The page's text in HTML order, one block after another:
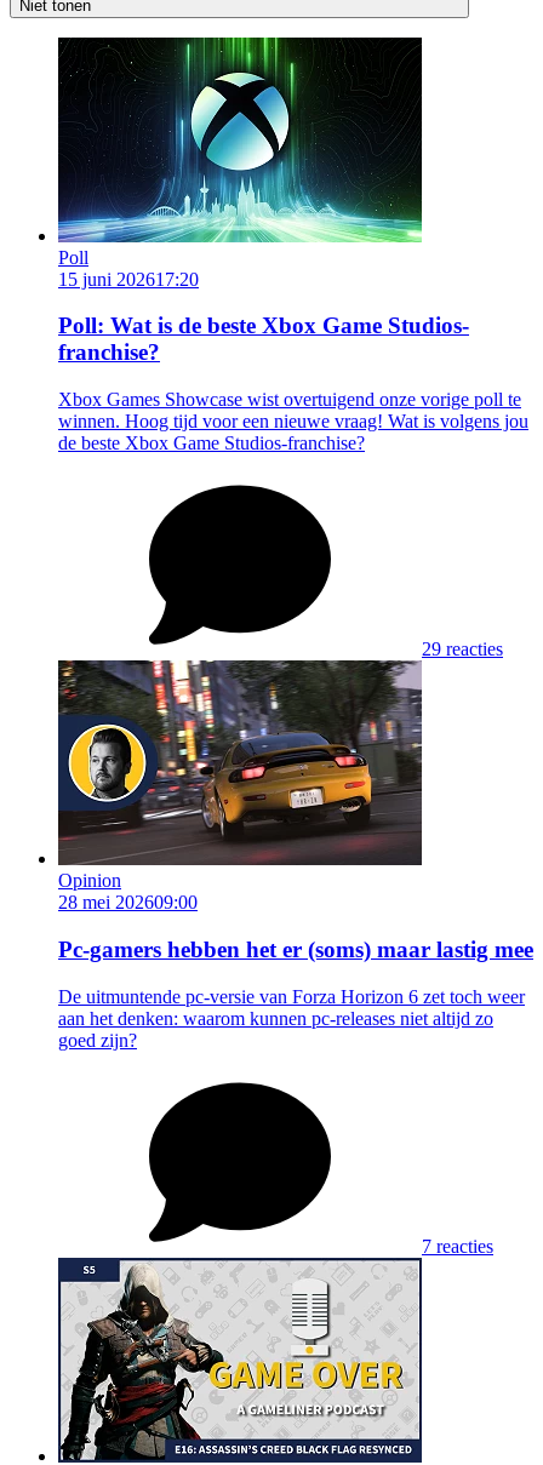
Niet tonen
Poll
15 juni 202617:20
Poll: Wat is de beste Xbox Game Studios-
franchise?
Xbox Games Showcase wist overtuigend onze vorige poll te
winnen. Hoog tijd voor een nieuwe vraag! Wat is volgens jou
de beste Xbox Game Studios-franchise?
29 reacties
Opinion
28 mei 202609:00
Pc-gamers hebben het er (soms) maar lastig mee
De uitmuntende pc-versie van Forza Horizon 6 zet toch weer
aan het denken: waarom kunnen pc-releases niet altijd zo
goed zijn?
7 reacties